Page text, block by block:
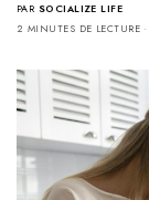
PAR SOCIALIZE LIFE
2 MINUTES DE LECTURE